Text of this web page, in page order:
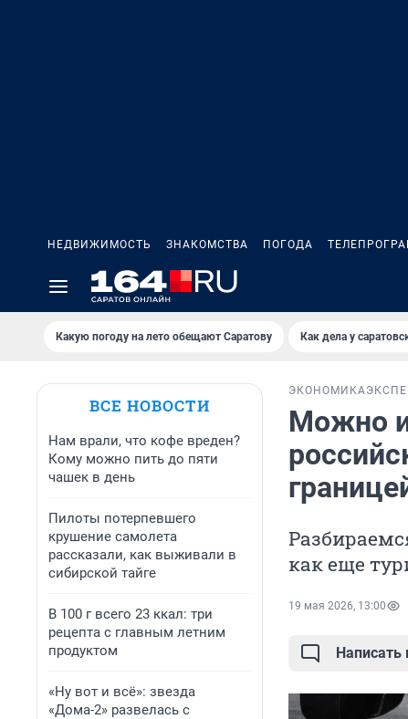
НЕДВИЖИМОСТЬ ЗНАКОМСТВА ПОГОДА
Какую погоду на лето обещают Саратову Как дела у
ВСЕ НОВОСТИ
Нам врали, что кофе вреден?
Кому можно пить до пяти
чашек в день
Пилоты потерпевшего
крушение самолета
рассказали, как выживали в
сибирской тайге
В 100 г всего 23 ккал: три
рецепта с главным летним
продуктом
«Ну вот и всё»: звезда
«Дома-2» развелась с
ЭКОНОМИКА
Можно
как еще
19 мая 2026, 13:00